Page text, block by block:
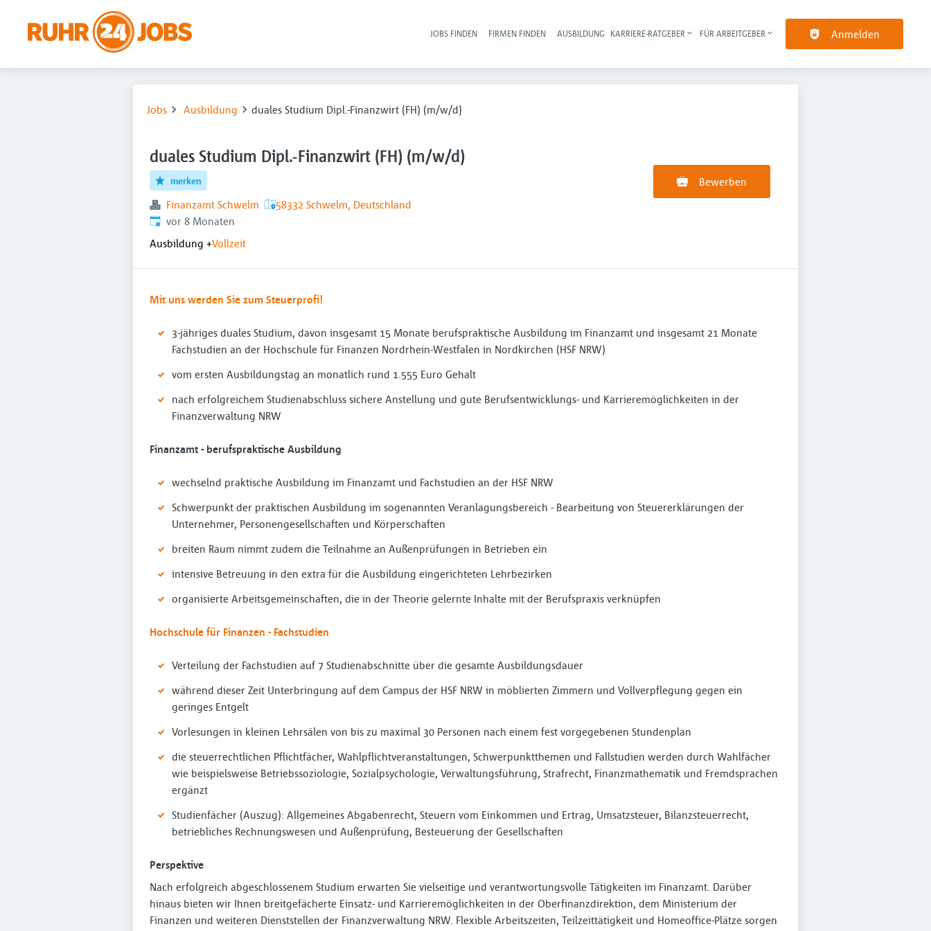
Haupt-Navigation
JOBS FINDEN FIRMEN FINDEN AUSBILDUNG KARRIERE-RATGEBER FÜR ARBEITGEBER Anmelden
Jobs Ausbildung duales Studium Dipl.-Finanzwirt (FH) (m/w/d)
duales Studium Dipl.-Finanzwirt (FH) (m/w/d)
merken
Finanzamt Schwelm
58332 Schwelm, Deutschland
Veröffentlicht:
vor 8 Monaten
Ausbildung +Vollzeit
Bewerben
Mit uns werden Sie zum Steuerprofi!
3-jähriges duales Studium, davon insgesamt 15 Monate berufspraktische Ausbildung im Finanzamt und insgesamt 21 Monate
Fachstudien an der Hochschule für Finanzen Nordrhein-Westfalen in Nordkirchen (HSF NRW)
vom ersten Ausbildungstag an monatlich rund 1.555 Euro Gehalt
nach erfolgreichem Studienabschluss sichere Anstellung und gute Berufsentwicklungs- und Karrieremöglichkeiten in der
Finanzverwaltung NRW
Finanzamt - berufspraktische Ausbildung
wechselnd praktische Ausbildung im Finanzamt und Fachstudien an der HSF NRW
Schwerpunkt der praktischen Ausbildung im sogenannten Veranlagungsbereich - Bearbeitung von Steuererklärungen der
Unternehmer, Personengesellschaften und Körperschaften
breiten Raum nimmt zudem die Teilnahme an Außenprüfungen in Betrieben ein
intensive Betreuung in den extra für die Ausbildung eingerichteten Lehrbezirken
organisierte Arbeitsgemeinschaften, die in der Theorie gelernte Inhalte mit der Berufspraxis verknüpfen
Hochschule für Finanzen - Fachstudien
Verteilung der Fachstudien auf 7 Studienabschnitte über die gesamte Ausbildungsdauer
während dieser Zeit Unterbringung auf dem Campus der HSF NRW in möblierten Zimmern und Vollverpflegung gegen ein
geringes Entgelt
Vorlesungen in kleinen Lehrsälen von bis zu maximal 30 Personen nach einem fest vorgegebenen Stundenplan
die steuerrechtlichen Pflichtfächer, Wahlpflichtveranstaltungen, Schwerpunktthemen und Fallstudien werden durch Wahlfächer
wie beispielsweise Betriebssoziologie, Sozialpsychologie, Verwaltungsführung, Strafrecht, Finanzmathematik und Fremdsprachen
ergänzt
Studienfächer (Auszug): Allgemeines Abgabenrecht, Steuern vom Einkommen und Ertrag, Umsatzsteuer, Bilanzsteuerrecht,
betriebliches Rechnungswesen und Außenprüfung, Besteuerung der Gesellschaften
Perspektive
Nach erfolgreich abgeschlossenem Studium erwarten Sie vielseitige und verantwortungsvolle Tätigkeiten im Finanzamt. Darüber
hinaus bieten wir Ihnen breitgefächerte Einsatz- und Karrieremöglichkeiten in der Oberfinanzdirektion, dem Ministerium der
Finanzen und weiteren Dienststellen der Finanzverwaltung NRW. Flexible Arbeitszeiten, Teilzeittätigkeit und Homeoffice-Plätze sorgen